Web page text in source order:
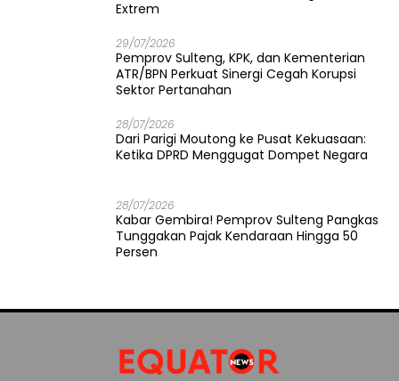
Extrem
29/07/2026
Pemprov Sulteng, KPK, dan Kementerian
ATR/BPN Perkuat Sinergi Cegah Korupsi
Sektor Pertanahan
28/07/2026
Dari Parigi Moutong ke Pusat Kekuasaan:
Ketika DPRD Menggugat Dompet Negara
28/07/2026
Kabar Gembira! Pemprov Sulteng Pangkas
Tunggakan Pajak Kendaraan Hingga 50
Persen